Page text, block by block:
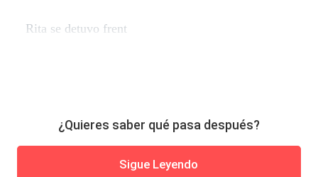
Rita se detuvo frent
¿Quieres saber qué pasa después?
Sigue Leyendo